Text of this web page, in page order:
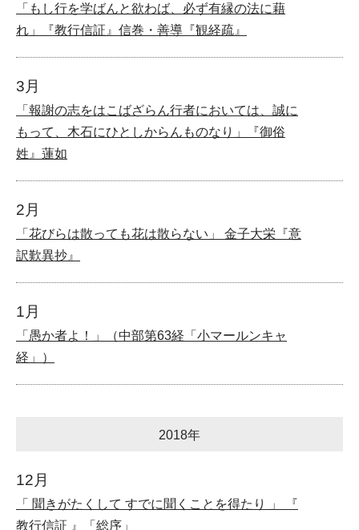
「もし行を学ばんと欲わば、必ず有縁の法に藉
れ」『教行信証』信巻・善導『観経疏』
3月
「報謝の志をはこばざらん行者においては、誠に
もって、木石にひとしからんものなり」『御俗
姓』蓮如
2月
「花びらは散っても花は散らない」 金子大栄『意
訳歎異抄』
1月
「愚か者よ！」（中部第63経「小マールンキャ
経」）
2018年
12月
「 聞きがたくして すでに聞くことを得たり 」 『
教行信証 』「総序」